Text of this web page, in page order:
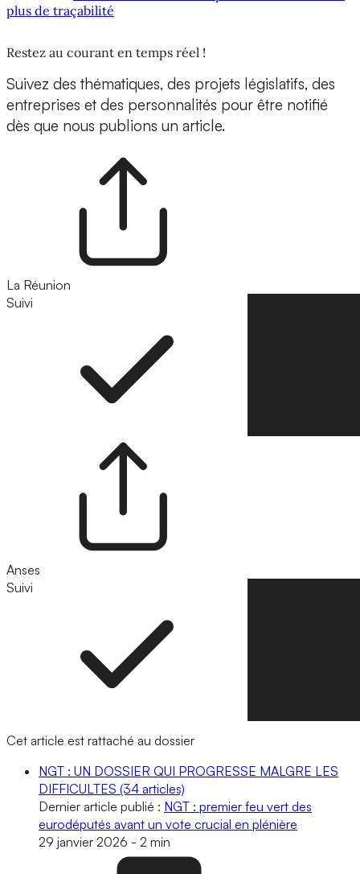
plus de traçabilité
Restez au courant en temps réel !
Suivez des thématiques, des projets législatifs, des
entreprises et des personnalités pour être notifié
dès que nous publions un article.
La Réunion
Suivi
Anses
Suivi
Cet article est rattaché au dossier
NGT : UN DOSSIER QUI PROGRESSE MALGRE LES
DIFFICULTES (34 articles)
Dernier article publié : NGT : premier feu vert des
eurodéputés avant un vote crucial en plénière
29 janvier 2026 - 2 min